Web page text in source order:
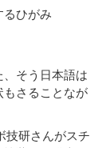
るひがみ
そう日本語は
さることなが
技研さんがスチ